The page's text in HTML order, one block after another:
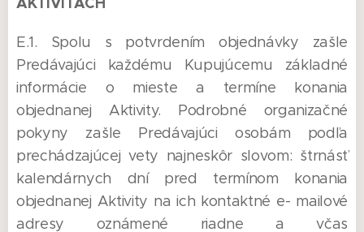
E.1. Spolu s potvrdením objednávky zašle
Predávajúci každému Kupujúcemu základné
informácie o mieste a termíne konania
objednanej Aktivity. Podrobné organizačné
pokyny zašle Predávajúci osobám podľa
prechádzajúcej vety najneskôr slovom: štrnásť
kalendárnych dní pred termínom konania
objednanej Aktivity na ich kontaktné e- mailové
adresy oznámené riadne a včas